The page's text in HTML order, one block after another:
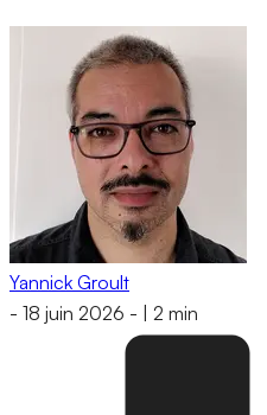
Yannick Groult
- 18 juin 2026 - 2 min